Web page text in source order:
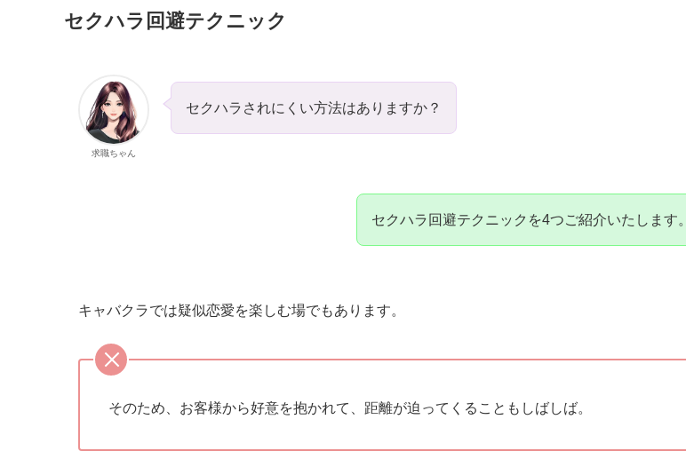
セクハラ回避テクニック
求職ちゃん
セクハラされにくい方法はありますか？
セクハラ回避テクニックを4つご紹介いたします。
キャバクラでは疑似恋愛を楽しむ場でもあります。
そのため、お客様から好意を抱かれて、距離が迫ってくることもしばしば。